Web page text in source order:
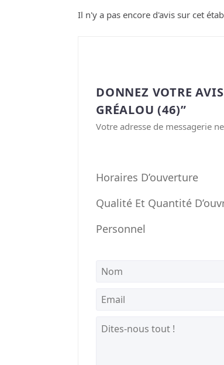
Il n'y a pas encore d'avis sur cet
DONNEZ VOTRE
GRÉALOU (46)”
Votre adresse de messagerie
Horaires D’ouverture
Qualité Et Quantité
Personnel